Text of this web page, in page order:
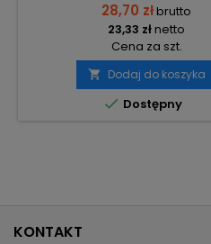
28,70 złbrutto
23,33 złnetto
Cena za szt.
 Dodaj do koszyka
 Dostępny
KONTAKT